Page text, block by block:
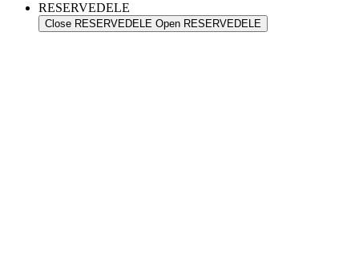
RESERVEDELE
Close RESERVEDELE Open RESERVEDELE